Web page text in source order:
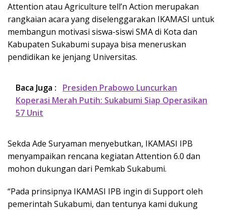
Attention atau Agriculture tell’n Action merupakan
rangkaian acara yang diselenggarakan IKAMASI untuk
membangun motivasi siswa-siswi SMA di Kota dan
Kabupaten Sukabumi supaya bisa meneruskan
pendidikan ke jenjang Universitas.
Baca Juga :
Presiden Prabowo Luncurkan
Koperasi Merah Putih: Sukabumi Siap Operasikan
57 Unit
Sekda Ade Suryaman menyebutkan, IKAMASI IPB
menyampaikan rencana kegiatan Attention 6.0 dan
mohon dukungan dari Pemkab Sukabumi.
“Pada prinsipnya IKAMASI IPB ingin di Support oleh
pemerintah Sukabumi, dan tentunya kami dukung